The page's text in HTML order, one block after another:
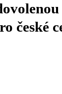
české